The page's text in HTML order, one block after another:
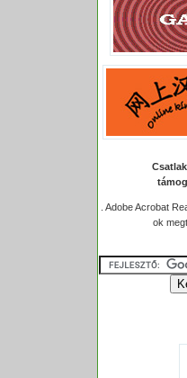
Adobe Acrobat
ok